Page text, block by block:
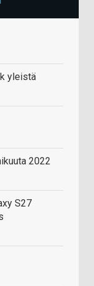
yleistä
2022
S27